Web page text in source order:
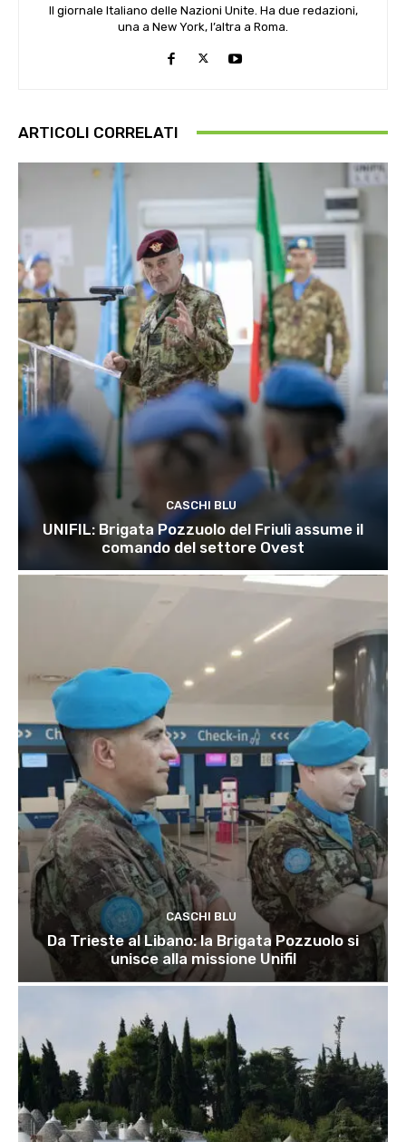
Il giornale Italiano delle Nazioni Unite. Ha due redazioni,
una a New York, l’altra a Roma.
ARTICOLI CORRELATI
CASCHI BLU
UNIFIL: Brigata Pozzuolo del Friuli assume il
comando del settore Ovest
CASCHI BLU
Da Trieste al Libano: la Brigata Pozzuolo si
unisce alla missione Unifil